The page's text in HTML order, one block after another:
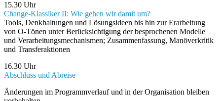
15.30 Uhr
Change-Klassiker II: Wie gehen wir damit um?
Tools, Denkhaltungen und Lösungsideen bis hin zur Erarbeitung
von O-Tönen unter Berücksichtigung der besprochenen Modelle
und Verarbeitungsmechanismen; Zusammenfassung, Manöverkritik
und Transferaktionen
16.30 Uhr
Abschluss und Abreise
Änderungen im Programmverlauf und in der Organisation bleiben